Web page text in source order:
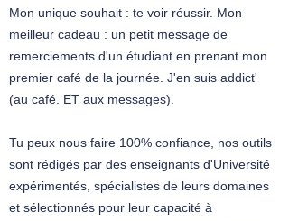
Mon unique souhait : te voir réussir. Mon
meilleur cadeau : un petit message de
remerciements d'un étudiant en prenant mon
premier café de la journée. J'en suis addict'
(au café. ET aux messages).
Tu peux nous faire 100% confiance, nos outils
sont rédigés par des enseignants d'Université
expérimentés, spécialistes de leurs domaines
et sélectionnés pour leur capacité à